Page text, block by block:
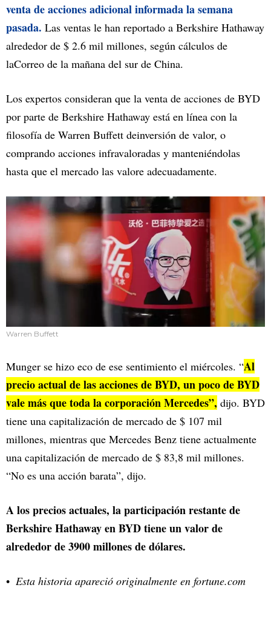
venta de acciones adicional informada la semana
pasada. Las ventas le han reportado a Berkshire Hathaway
alrededor de $ 2.6 mil millones, según cálculos de
laCorreo de la mañana del sur de China.
Los expertos consideran que la venta de acciones de BYD
por parte de Berkshire Hathaway está en línea con la
filosofía de Warren Buffett deinversión de valor, o
comprando acciones infravaloradas y manteniéndolas
hasta que el mercado las valore adecuadamente.
Warren Buffett
Munger se hizo eco de ese sentimiento el miércoles. “Al
precio actual de las acciones de BYD, un poco de BYD
vale más que toda la corporación Mercedes”, dijo. BYD
tiene una capitalización de mercado de $ 107 mil
millones, mientras que Mercedes Benz tiene actualmente
una capitalización de mercado de $ 83,8 mil millones.
“No es una acción barata”, dijo.
A los precios actuales, la participación restante de
Berkshire Hathaway en BYD tiene un valor de
alrededor de 3900 millones de dólares.
Esta historia apareció originalmente en fortune.com